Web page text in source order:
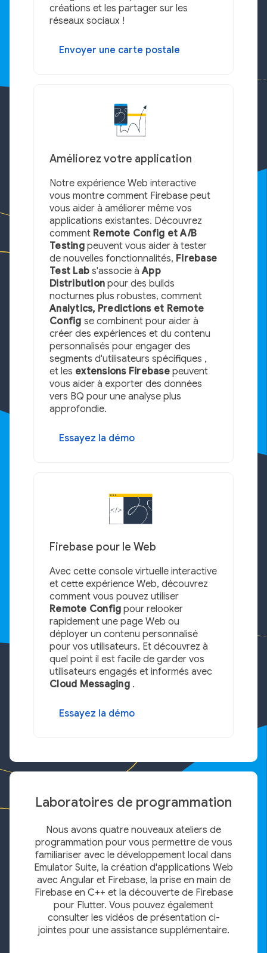
créations et les partager sur les
réseaux sociaux !
Envoyer une carte postale
Améliorez votre application
Notre expérience Web interactive
vous montre comment Firebase peut
vous aider à améliorer même vos
applications existantes. Découvrez
comment Remote Config et A/B
Testingpeuvent vous aider à tester
de nouvelles fonctionnalités, Firebase
Test Lab s'associe àApp
Distribution pour des builds
nocturnes plus robustes, comment
Analytics, Predictions et Remote
Config se combinent pour aider à
créer des expériences et du contenu
personnalisés pour engager des
segments d'utilisateurs spécifiques ,
et les extensions Firebasepeuvent
vous aider à exporter des données
vers BQ pour une analyse plus
approfondie.
Essayez la démo
Firebase pour le Web
Avec cette console virtuelle interactive
et cette expérience Web, découvrez
comment vous pouvez utiliser
Remote Config pour relooker
rapidement une page Web ou
déployer un contenu personnalisé
pour vos utilisateurs. Et découvrez à
quel point il est facile de garder vos
utilisateurs engagés et informés avec
Cloud Messaging.
Essayez la démo
Laboratoires de programmation
Nous avons quatre nouveaux ateliers de
programmation pour vous permettre de vous
familiariser avec le développement local dans
Emulator Suite, la création d'applications Web
avec Angular et Firebase, la prise en main de
Firebase en C++ et la découverte de Firebase
pour Flutter. Vous pouvez également
consulter les vidéos de présentation ci-
jointes pour une assistance supplémentaire.